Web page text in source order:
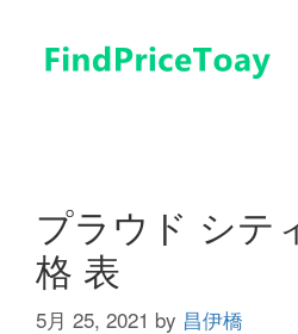
プラウド シテ
格 表
5月 25, 2021 by 昌伊橋